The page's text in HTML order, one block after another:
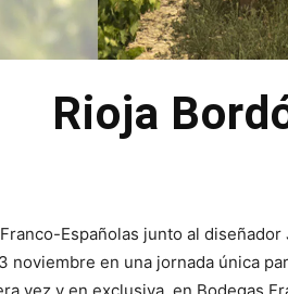
Rioja
Españolas junto al
noviembre en una jornada única